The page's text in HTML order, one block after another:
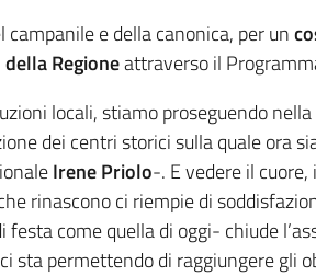
e della canonica, per un
Regioneattraverso il
locali, stiamo proseguendo
dei centri storici sulla quale ora
Irene Priolo-. E vedere il
rinascono ci riempie di
come quella di oggi- chiude
sta permettendo di raggiungere gli